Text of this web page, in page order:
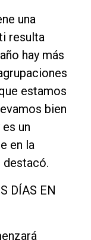
una
resulta
hay más
estamos
bien
un
en la
destacó.
DÍAS EN